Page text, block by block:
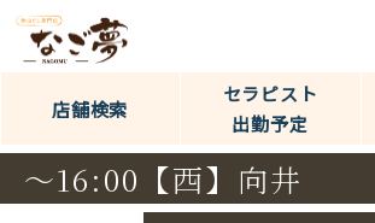
店舗検索
セラピスト
出勤予定
〜16:00【西】向井